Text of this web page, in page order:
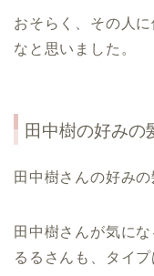
おそらく、その人
なと思いました。
田中樹の好みの
田中樹さんの好み
田中樹さんが気に
るるさんも、タイ